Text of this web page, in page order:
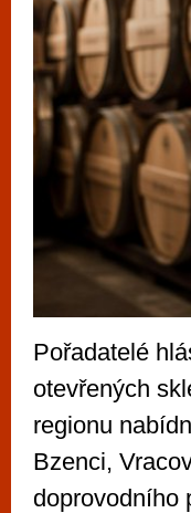
Pořadatelé
otevřených
regionu
Bzenci,
doprovodního